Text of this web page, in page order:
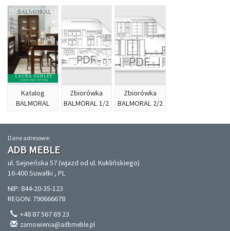
Katalog
BALMORAL
Zbiorówka
BALMORAL 1/2
Zbiorówka
BALMORAL 2/2
Dane adresowe:
ADB MEBLE
ul. Sejneńska 57 (wjazd od ul. Kuklińskiego)
16-400 Suwałki , PL
NIP: 844-20-35-123
REGON: 790666678
+48 87 567 69 23
zamowienia@adbmeble.pl